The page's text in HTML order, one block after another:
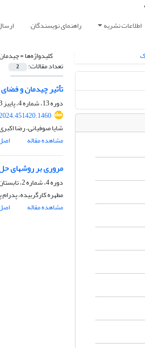
اطلاعات نشریه راهنمای نویسندگان
کلیدواژه‌ها =
تعداد مقالات: 2
تأثیر چیدمان و
دوره 13، شماره 4، پاییز 1403، صفحه
شایا صوفیانی، رضا
مشاهده مقاله
مروری بر روش‏های حل
دوره 4، شماره 2، تابستان 1393، صفحه
مطهره کارگربیده،
مشاهده مقاله